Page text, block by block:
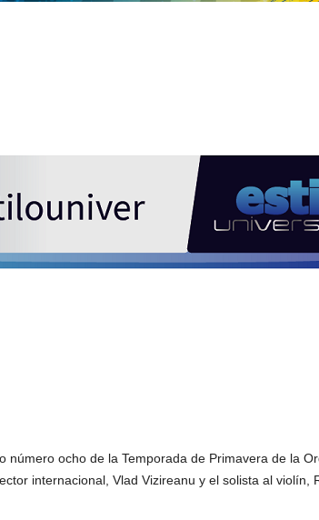
número ocho de la Temporada de Primavera de la
internacional, Vlad Vizireanu y el solista al violín,